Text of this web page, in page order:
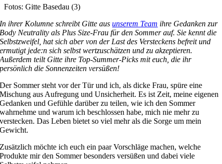
Fotos: Gitte Basedau (3)
In ihrer Kolumne schreibt Gitte ausunserem Team ihre Gedanken zur
Body Neutrality als Plus Size-Frau für den Sommer auf. Sie kennt die
Selbstzweifel, hat sich aber von der Last des Versteckens befreit und
ermutigt jede:n sich selbst wertzuschätzen und zu akzeptieren.
Außerdem teilt Gitte ihre Top-Summer-Picks mit euch, die ihr
persönlich die Sonnenzeiten versüßen!
Der Sommer steht vor der Tür und ich, als dicke Frau, spüre eine
Mischung aus Aufregung und Unsicherheit. Es ist Zeit, meine eigenen
Gedanken und Gefühle darüber zu teilen, wie ich den Sommer
wahrnehme und warum ich beschlossen habe, mich nie mehr zu
verstecken. Das Leben bietet so viel mehr als die Sorge um mein
Gewicht.
Zusätzlich möchte ich euch ein paar Vorschläge machen, welche
Produkte mir den Sommer besonders versüßen und dabei viele